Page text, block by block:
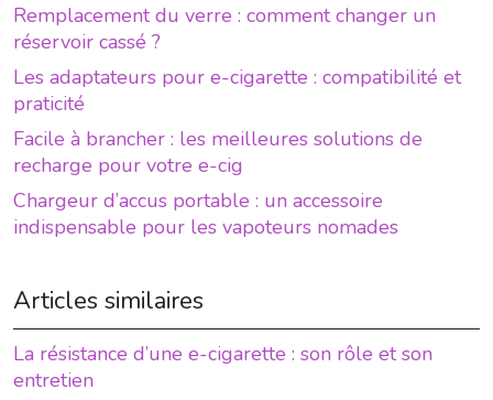
Remplacement du verre : comment changer un
réservoir cassé ?
Les adaptateurs pour e-cigarette : compatibilité et
praticité
Facile à brancher : les meilleures solutions de
recharge pour votre e-cig
Chargeur d’accus portable : un accessoire
indispensable pour les vapoteurs nomades
Articles similaires
La résistance d’une e-cigarette : son rôle et son
entretien